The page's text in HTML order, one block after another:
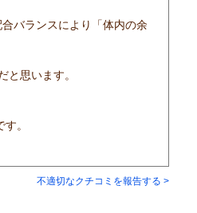
バランスにより「体内の余
思います。
。
不適切なクチコミを報告する >